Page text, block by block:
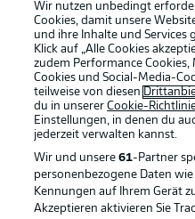
Wir nutzen unbedingt
Cookies, damit unsere
und ihre Inhalte und
Klick auf „Alle Cookies
zudem Performance
Cookies und Social-Media-
teilweise von diesen
du in unsererCookie-
Einstellungen, in denen du
jederzeit verwalten kannst.
Wir und unsere61-Partner
personenbezogene Daten
Kennungen auf Ihrem Gerät
Akzeptieren aktivieren Sie